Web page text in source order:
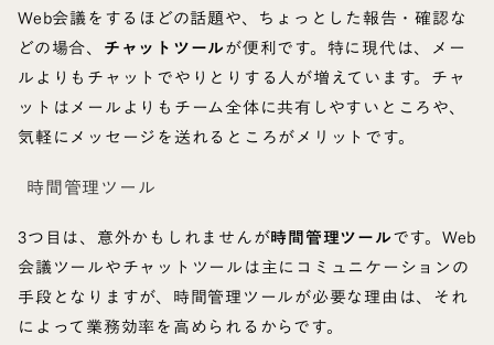
Web会議をするほどの話題や、ちょっとした報告・確認な
どの場合、 チャットツールが便利です。特に現代は、メー
ルよりもチャットでやりとりする人が増えています。チャ
ットはメールよりもチーム全体に共有しやすいところや、
気軽にメッセージを送れるところがメリットです。
時間管理ツール
3つ目は、意外かもしれませんが時間管理ツールです。Web
会議ツールやチャットツールは主にコミュニケーションの
手段となりますが、時間管理ツールが必要な理由は、それ
によって業務効率を高められるからです。